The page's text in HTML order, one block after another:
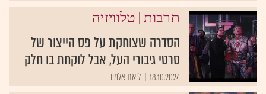
תרבות | טלוויזיה
הסדרה שצוחקת על פס הייצור של
סרטי גיבורי העל, אבל לוקחת בו חלק
18.10.2024 ליאת אלמיו